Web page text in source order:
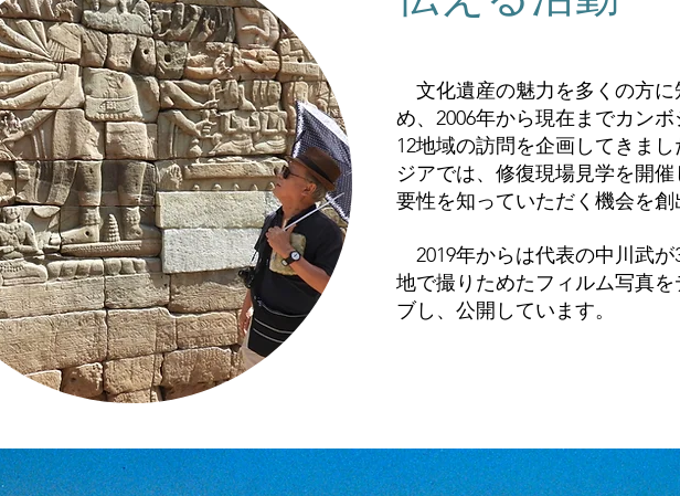
文化遺産の魅力を多くの方に
め、2006年から現在までカン
12地域の訪問を企画してきま
ジアでは、修復現場見学を開
要性を知っていただく機会を創
2019年からは代表の中川武が
地で撮りためたフィルム写真
ブし、公開しています。